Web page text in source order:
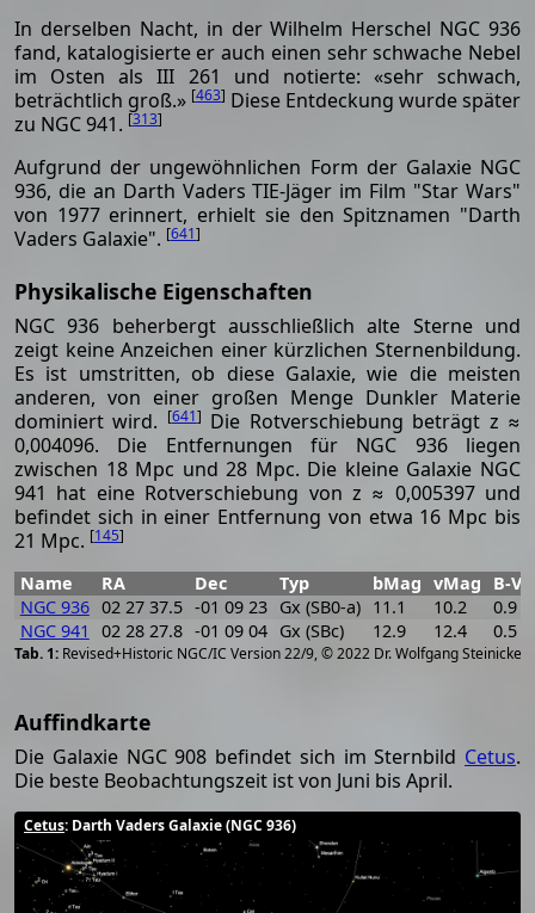
In derselben Nacht, in der Wilhelm Herschel NGC 936
fand, katalogisierte er auch einen sehr schwache Nebel
im Osten als III 261 und notierte: «sehr schwach,
beträchtlich groß.» [463] Diese Entdeckung wurde später
zu NGC 941. [313]
Aufgrund der ungewöhnlichen Form der Galaxie NGC
936, die an Darth Vaders TIE-Jäger im Film "Star Wars"
von 1977 erinnert, erhielt sie den Spitznamen "Darth
Vaders Galaxie". [641]
Physikalische Eigenschaften
NGC 936 beherbergt ausschließlich alte Sterne und
zeigt keine Anzeichen einer kürzlichen Sternenbildung.
Es ist umstritten, ob diese Galaxie, wie die meisten
anderen, von einer großen Menge Dunkler Materie
dominiert wird. [641] Die Rotverschiebung beträgt z ≈
0,004096. Die Entfernungen für NGC 936 liegen
zwischen 18 Mpc und 28 Mpc. Die kleine Galaxie NGC
941 hat eine Rotverschiebung von z ≈ 0,005397 und
befindet sich in einer Entfernung von etwa 16 Mpc bis
21 Mpc. [145]
Revised+Historic NGC/IC Version 22/9, © 2022 Dr. Wolfgang Steinicke
Name RA Dec Typ bMag vMag B-V
NGC 936 02 27 37.5 -01 09 23 Gx (SB0-a) 11.1 10.2 0.9
NGC 941
02 28 27.8 -01 09 04 Gx (SBc) 12.9 12.4 0.5
Auffindkarte
Die Galaxie NGC 908 befindet sich im Sternbild Cetus.
Die beste Beobachtungszeit ist von Juni bis April.
Cetus: Darth Vaders Galaxie (NGC 936)